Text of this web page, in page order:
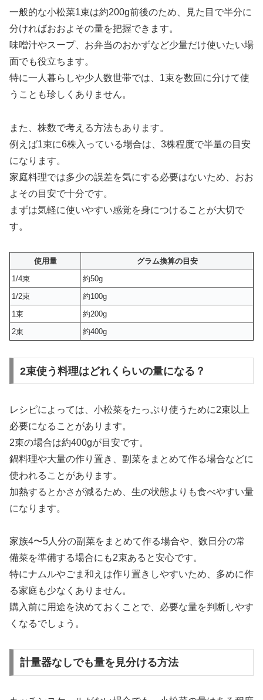
一般的な小松菜1束は約200g前後のため、見た目で半分に
分ければおおよその量を把握できます。
味噌汁やスープ、お弁当のおかずなど少量だけ使いたい場
面でも役立ちます。
特に一人暮らしや少人数世帯では、1束を数回に分けて使
うことも珍しくありません。
また、株数で考える方法もあります。
例えば1束に6株入っている場合は、3株程度で半量の目安
になります。
家庭料理では多少の誤差を気にする必要はないため、おお
よその目安で十分です。
まずは気軽に使いやすい感覚を身につけることが大切で
す。
使用量
グラム換算の目安
1/4束
約50g
1/2束
約100g
1束
約200g
2束
約400g
2束使う料理はどれくらいの量になる？
レシピによっては、小松菜をたっぷり使うために2束以上
必要になることがあります。
2束の場合は約400gが目安です。
鍋料理や大量の作り置き、副菜をまとめて作る場合などに
使われることがあります。
加熱するとかさが減るため、生の状態よりも食べやすい量
になります。
家族4〜5人分の副菜をまとめて作る場合や、数日分の常
備菜を準備する場合にも2束あると安心です。
特にナムルやごま和えは作り置きしやすいため、多めに作
る家庭も少なくありません。
購入前に用途を決めておくことで、必要な量を判断しやす
くなるでしょう。
計量器なしでも量を見分ける方法